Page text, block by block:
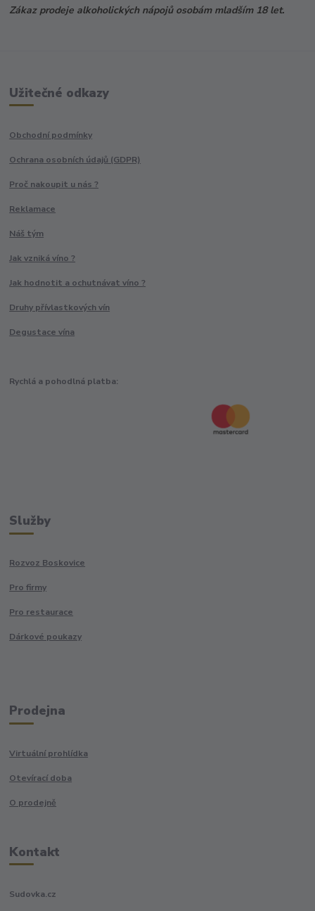
Zákaz prodeje alkoholických nápojů osobám mladším 18 let.
Užitečné odkazy
Obchodní podmínky
Ochrana osobních údajů (GDPR)
Proč nakoupit u nás ?
Reklamace
Náš tým
Jak vzniká víno ?
Jak hodnotit a ochutnávat víno ?
Druhy přívlastkových vín
Degustace vína
Rychlá a pohodlná platba:
Služby
Rozvoz Boskovice
Pro firmy
Pro restaurace
Dárkové poukazy
Prodejna
Virtuální prohlídka
Otevírací doba
O prodejně
Kontakt
Sudovka.cz